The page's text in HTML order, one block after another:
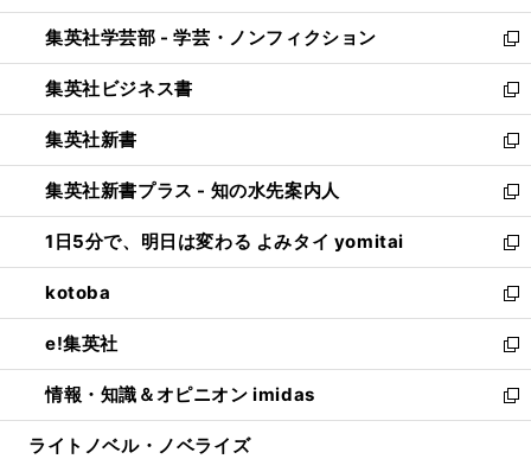
開
く
ウ
で
開
く
ン
ド
ウ
で
開
く
ウ
ィ
ン
ド
ウ
で
開
く
集英社学芸部 - 学芸・ノンフィクション
新
し
い
ウ
ィ
ン
ド
ウ
で
開
く
集英社ビジネス書
新
し
い
ウ
ィ
ン
ド
ウ
で
開
く
集英社新書
新
し
い
ウ
ィ
ン
ド
ウ
で
開
く
集英社新書プラス - 知の水先案内人
新
し
い
ウ
ィ
ン
ド
ウ
で
開
1日5分で、明日は変わる よみタイ yomitai
新
し
い
ウ
ィ
ン
ド
ウ
kotoba
新
し
い
ウ
ィ
ン
e!集英社
新
し
い
ウ
情報・知識＆オピニオン imidas
新
し
ライトノベル・ノベライズ